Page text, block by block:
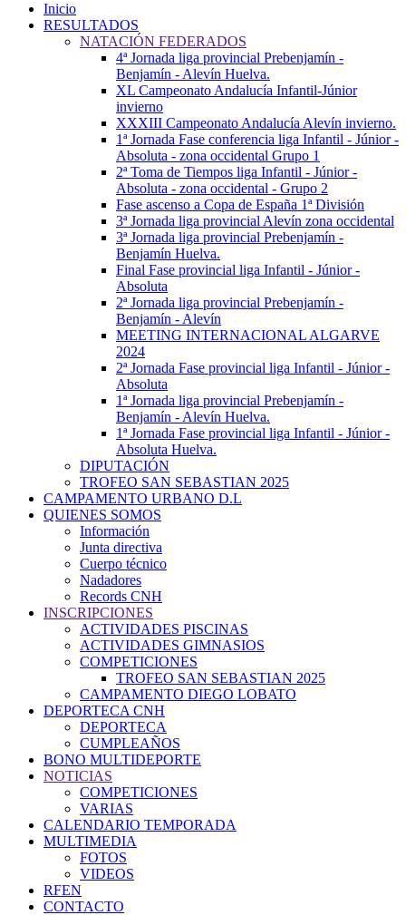
Inicio
RESULTADOS
NATACIÓN FEDERADOS
4ª Jornada liga provincial Prebenjamín -
Benjamín - Alevín Huelva.
XL Campeonato Andalucía Infantil-Júnior
invierno
XXXIII Campeonato Andalucía Alevín invierno.
1ª Jornada Fase conferencia liga Infantil - Júnior -
Absoluta - zona occidental Grupo 1
2ª Toma de Tiempos liga Infantil - Júnior -
Absoluta - zona occidental - Grupo 2
Fase ascenso a Copa de España 1ª División
3ª Jornada liga provincial Alevín zona occidental
3ª Jornada liga provincial Prebenjamín -
Benjamín Huelva.
Final Fase provincial liga Infantil - Júnior -
Absoluta
2ª Jornada liga provincial Prebenjamín -
Benjamín - Alevín
MEETING INTERNACIONAL ALGARVE
2024
2ª Jornada Fase provincial liga Infantil - Júnior -
Absoluta
1ª Jornada liga provincial Prebenjamín -
Benjamín - Alevín Huelva.
1ª Jornada Fase provincial liga Infantil - Júnior -
Absoluta Huelva.
DIPUTACIÓN
TROFEO SAN SEBASTIAN 2025
CAMPAMENTO URBANO D.L
QUIENES SOMOS
Información
Junta directiva
Cuerpo técnico
Nadadores
Records CNH
INSCRIPCIONES
ACTIVIDADES PISCINAS
ACTIVIDADES GIMNASIOS
COMPETICIONES
TROFEO SAN SEBASTIAN 2025
CAMPAMENTO DIEGO LOBATO
DEPORTECA CNH
DEPORTECA
CUMPLEAÑOS
BONO MULTIDEPORTE
NOTICIAS
COMPETICIONES
VARIAS
CALENDARIO TEMPORADA
MULTIMEDIA
FOTOS
VIDEOS
RFEN
CONTACTO